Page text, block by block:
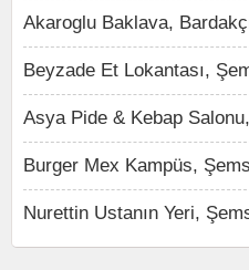
Akaroglu Baklava,
Beyzade Et Lokantası,
Asya Pide & Kebap
Burger Mex Kampüs,
Nurettin Ustanın Yeri,